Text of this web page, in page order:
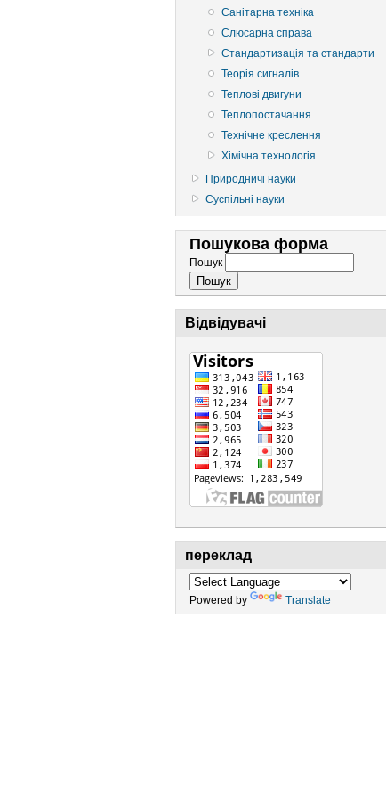
Санітарна техніка
Слюсарна справа
Стандартизація та стандарти
Теорія сигналів
Теплові двигуни
Теплопостачання
Технічне креслення
Хімічна технологія
Природничі науки
Суспільні науки
Пошукова форма
Пошук
Відвідувачі
переклад
Powered by Translate